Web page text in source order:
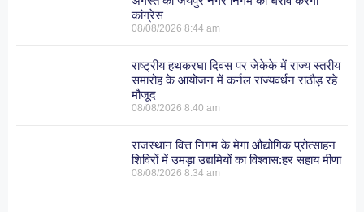
कांग्रेस
08/08/20268:44 am
राष्ट्रीय हथकरघा दिवस पर जेकेके में राज्य स्तरीय
समारोह के आयोजन में कर्नल राज्यवर्धन राठौड़ रहे
मौजूद
08/08/20268:40 am
राजस्थान वित्त निगम के मेगा औद्योगिक प्रोत्साहन
शिविरों में उमड़ा उद्यमियों का विश्वास:हर सहाय मीणा
08/08/20268:34 am